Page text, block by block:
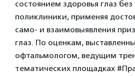
состоянием здоровья глаз
поликлиники, применяя
само- и взаимовыявления
глаз. По оценкам,
офтальмологом, ведущим
тематических площадках